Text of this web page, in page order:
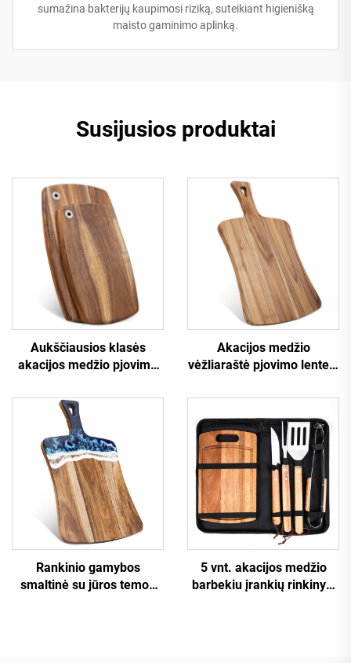
sumažina bakterijų kaupimosi riziką, suteikiant higienišką
maisto gaminimo aplinką.
Susijusios produktai
Aukščiausios klasės
akacijos medžio pjovimo
aukštu
Akacijos medžio
vėžliaraštė pjovimo lentelė
Rankinio gamybos
smaltinė su jūros temos
5 vnt. akacijos medžio
barbekiu įrankių rinkinys,